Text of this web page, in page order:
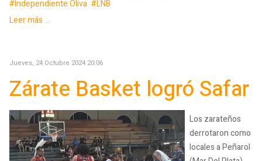
Independiente Oliva
LNB
Leer más ...
Jueves, 24 Octubre 2024 20:06
Zárate Basket logró Safar
Los zarateños
derrotaron como
locales a Peñarol